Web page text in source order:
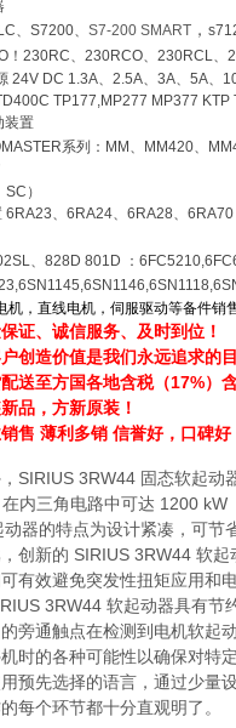
、 S7200、 S7-200 SMART ，
！ 230RC、 230RCO、 230RCL、
24V DC 1.3A、 2.5A、 3A、 5A、
TP177,MP277 MP377 KTP
装置
系列： MM 、 MM420、
SC ）
6RA23、 6RA24、 6RA28、
、 828D 801D ：
，直线电机，伺服驱动等备件销售
证、诚信服务、及时到位！
创造价值是我们永远追求的
送至方国各地含税（17%）
品，方新原装！
销售 薄利多销 信誉好，口碑
SIRIUS 3RW44 固态软起
内三角电路中可达 1200 kW
器的特点为设计紧凑，可
创新的 SIRIUS 3RW44 软
有效避免突发性扭矩应用和
3RW44 软起动器具有节
旁通触点在检测到电机软起
时的各种可能性以确保对特
预先选择的语言，通过少量
每个环节都十分直观明了。